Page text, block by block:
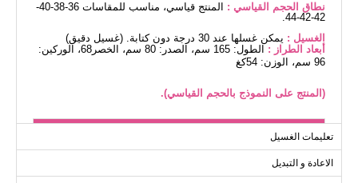
نطاق الحجم القياسي :
المنتج قياسي، مناسب للمقاسات 36-38-40-
42-42-44.
الغسيل : يمكن غسلها عند 30 درجة دون كتابة. (غسيل دقيق)
أبعاد الطراز :
الطول: 165 سم، الصدر: 80 سم، الخصر68، الوركين:
96 سم، الوزن: 54كغ
(المنتج على النموذج بالحجم القياسي).
Standart
106
80
تعليمات الغسيل
الاعادة و التبديل